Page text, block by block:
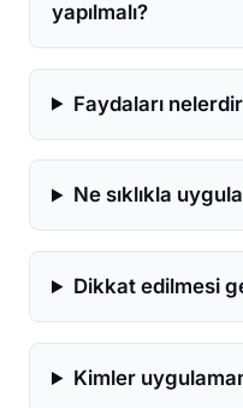
yapılmalı?
Faydaları
Ne sıklıkla
Dikkat edilmesi
Kimler